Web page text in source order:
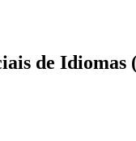
de Idiomas